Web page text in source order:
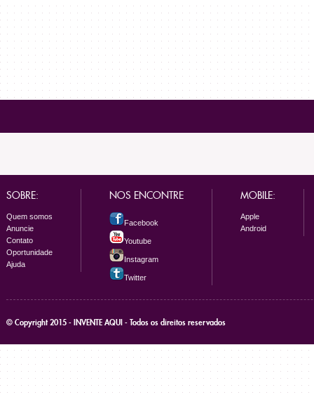
SOBRE:
Quem somos
Anuncie
Contato
Oportunidade
Ajuda
NOS ENCONTRE
Facebook
Youtube
Instagram
Twitter
MOBILE:
Apple
Android
© Copyright 2015 - INVENTE AQUI - Todos os direitos reservados